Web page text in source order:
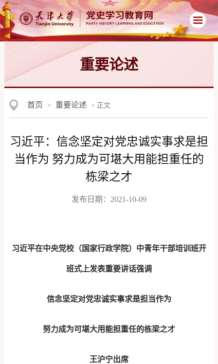
重要论述
首页 > 重要论述 > 正文
习近平：信念坚定对党忠诚实事求是担
当作为 努力成为可堪大用能担重任的
栋梁之才
发布日期：2021-10-09
习近平在中央党校（国家行政学院）中青年干部培训班开
班式上发表重要讲话强调
信念坚定对党忠诚实事求是担当作为
努力成为可堪大用能担重任的栋梁之才
王沪宁出席